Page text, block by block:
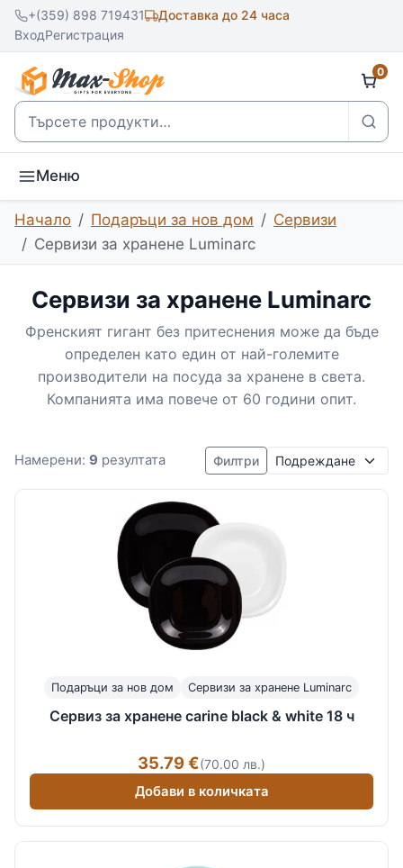
+(359) 898 719431
Доставка до 24 часа
ВходРегистрация
Търсене
0
Меню
Начало Подаръци за нов дом
Сервизи
Сервизи за хранене Luminarc
Сервизи за хранене Luminarc
Френският гигант без притеснения може да бъде
определен като един от най-големите
производители на посуда за хранене в света.
Компанията има повече от 60 години опит.
Намерени: 9 резултата Филтри Подреждане
Подаръци за нов дом Сервизи за хранене Luminarc
Сервиз за хранене carine black & white 18 ч
35.79 €(70.00 лв.)
Добави в количката